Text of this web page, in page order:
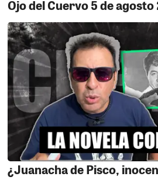
precisamente el doctor la razón es
por esa razón fue
bueno Ordóñez está
decir que está renunciando para
probablemente pueda participar
contienda como invitado.
Ojo del Cuervo 5 de
¿Juanacha de Pisco,